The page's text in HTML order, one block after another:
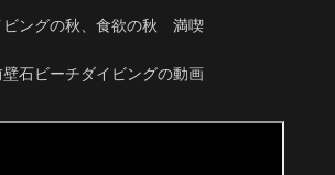
ビングの秋、食欲の秋 満喫
壁石ビーチダイビングの動画